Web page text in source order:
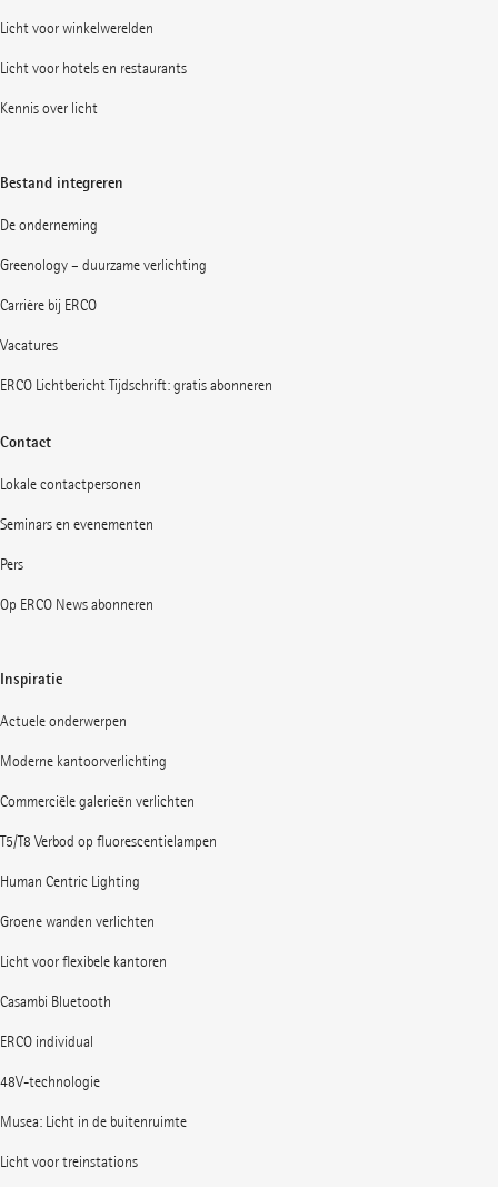
Licht voor winkelwerelden
Licht voor hotels en restaurants
Kennis over licht
Bestand integreren
De onderneming
Greenology – duurzame verlichting
Carrière bij ERCO
Vacatures
ERCO Lichtbericht Tijdschrift: gratis abonneren
Contact
Lokale contactpersonen
Seminars en evenementen
Pers
Op ERCO News abonneren
Inspiratie
Actuele onderwerpen
Moderne kantoorverlichting
Commerciële galerieën verlichten
T5/T8 Verbod op fluorescentielampen
Human Centric Lighting
Groene wanden verlichten
Licht voor flexibele kantoren
Casambi Bluetooth
ERCO individual
48V-technologie
Musea: Licht in de buitenruimte
Licht voor treinstations